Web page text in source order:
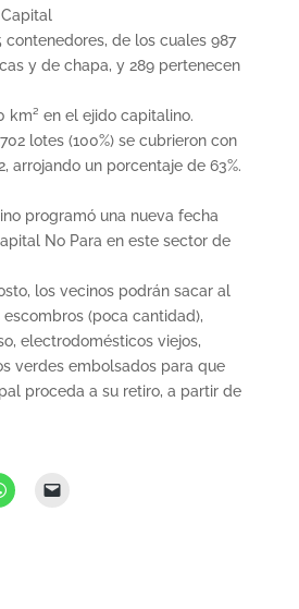
contenedores, de los cuales 987
y de chapa, y 289 pertenecen
km² en el ejido capitalino.
lotes (100%) se cubrieron con
arrojando un porcentaje de 63%.
programó una nueva fecha
No Para en este sector de
los vecinos podrán sacar al
(poca cantidad),
electrodomésticos viejos,
verdes embolsados para que
proceda a su retiro, a partir de